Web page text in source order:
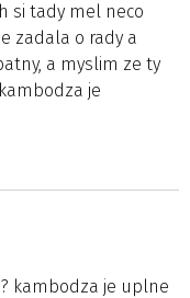
si tady mel neco
zadala o rady a
a myslim ze ty
je
kambodza je uplne